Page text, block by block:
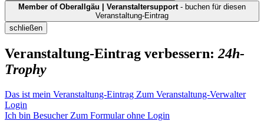
Member of Oberallgäu | Veranstaltersupport- buchen für diesen
Veranstaltung-Eintrag
schließen
Veranstaltung-Eintrag verbessern: 24h-
Trophy
Das ist mein Veranstaltung-Eintrag Zum Veranstaltung-Verwalter
Login
Ich bin Besucher Zum Formular ohne Login